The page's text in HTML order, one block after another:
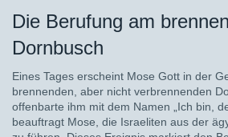
Die Berufung am
Dornbusch
Eines Tages erscheint Mose Gott in der
brennenden, aber nicht verbrennenden
offenbarte ihm mit dem Namen „Ich bin,
beauftragt Mose, die Israeliten aus der